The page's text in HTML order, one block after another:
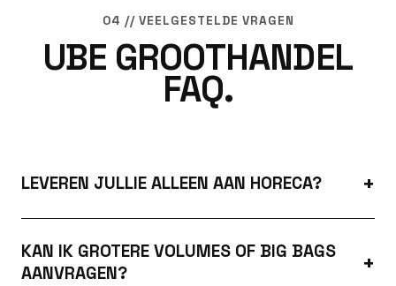
04 // VEELGESTELDE VRAGEN
UBE GROOTHANDEL
FAQ.
LEVEREN JULLIE ALLEEN AAN HORECA?
KAN IK GROTERE VOLUMES OF BIG BAGS
AANVRAGEN?